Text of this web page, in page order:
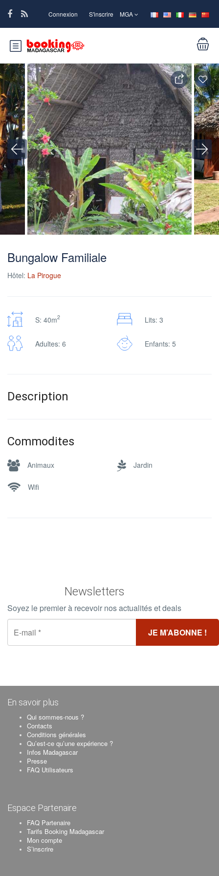
Connexion S'inscrire MGA
Bungalow Familiale
Hôtel: La Pirogue
S: 40m2 Lits: 3
Adultes: 6 Enfants: 5
Description
Commodites
Animaux Jardin
Wifi
Newsletters
Soyez le premier à recevoir nos actualités et deals
En savoir plus
Qui sommes-nous ?
Contacts
Conditions générales
Qu’est-ce qu’une expérience ?
Infos Madagascar
Presse
FAQ Utilisateurs
Espace Partenaire
FAQ Partenaire
Tarifs Booking Madagascar
Mon compte
S’inscrire